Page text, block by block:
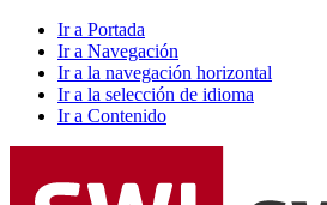
Ir a Portada
Ir a Navegación
Ir a la navegación horizontal
Ir a la selección de idioma
Ir a Contenido